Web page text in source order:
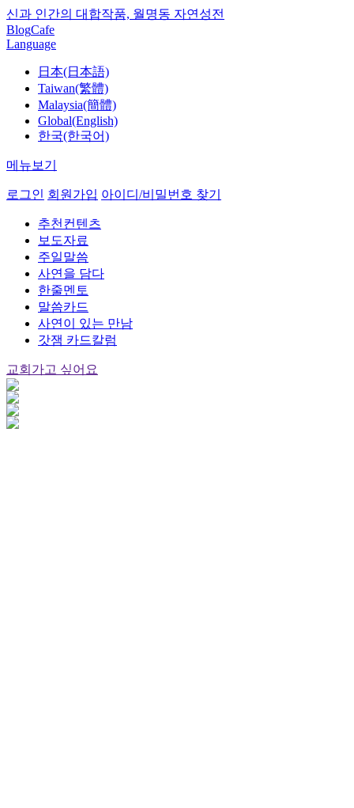
신과 인간의 대합작품, 월명동 자연성전
BlogCafe
Language
日本(日本語)
Taiwan(繁體)
Malaysia(簡體)
Global(English)
한국(한국어)
메뉴보기
로그인 회원가입 아이디/비밀번호 찾기
추천컨텐츠
보도자료
주일말씀
사연을 담다
한줄멘토
말씀카드
사연이 있는 만남
갓잼 카드칼럼
교회가고 싶어요